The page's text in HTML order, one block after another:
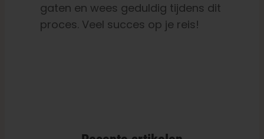
gaten en wees geduldig tijdens dit
proces. Veel succes op je reis!